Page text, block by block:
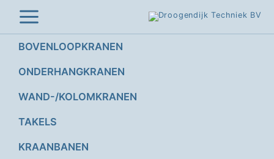
de
inhoudBOVENLOOPKRANEN
ONDERHANGKRANEN
WAND-/KOLOMKRANEN
TAKELS
KRAANBANEN